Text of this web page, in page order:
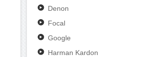
Denon
Focal
Google
Harman Kardon